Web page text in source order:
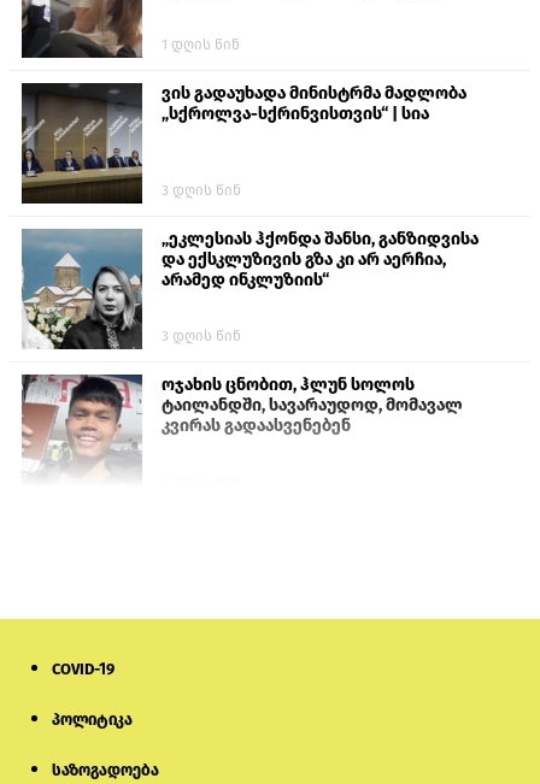
1 დღის წინ
ვის გადაუხადა მინისტრმა მადლობა
„სქროლვა-სქრინვისთვის“ | სია
3 დღის წინ
„ეკლესიას ჰქონდა შანსი, განზიდვისა
და ექსკლუზივის გზა კი არ აერჩია,
არამედ ინკლუზიის“
3 დღის წინ
ოჯახის ცნობით, ჰლუნ სოლოს
ტაილანდში, სავარაუდოდ, მომავალ
კვირას გადაასვენებენ
COVID-19
პოლიტიკა
საზოგადოება